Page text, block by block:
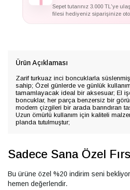
Sepet tutarınız 3.000 TL'ye
filesi hediyeniz siparişinize
Ürün Açıklaması
Zarif turkuaz inci boncuklarla
sahip; Özel günlerde ve günlük
tamamlayacak ideal bir aksesuar; El
boncuklar, her parça benzersiz bir
modern çizgileri bir arada barındıran
Uzun ömürlü kullanım için kaliteli
planda tutulmuştur;
Sadece Sana Özel
Bu ürüne özel %20 indirim seni
hemen değerlendir.